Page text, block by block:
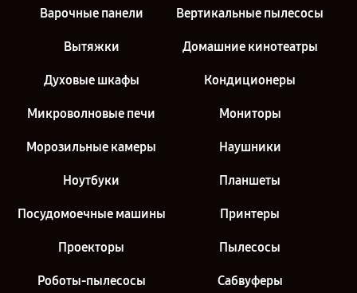
Варочные панели Вертикальные пылесосы
Вытяжки Домашние кинотеатры
Духовые шкафы Кондиционеры
Микроволновые печи Мониторы
Морозильные камеры Наушники
Ноутбуки Планшеты
Посудомоечные машины Принтеры
Проекторы Пылесосы
Роботы-пылесосы Сабвуферы